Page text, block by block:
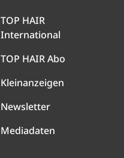
TOP HAIR
International
TOP HAIR Abo
Kleinanzeigen
Newsletter
Mediadaten